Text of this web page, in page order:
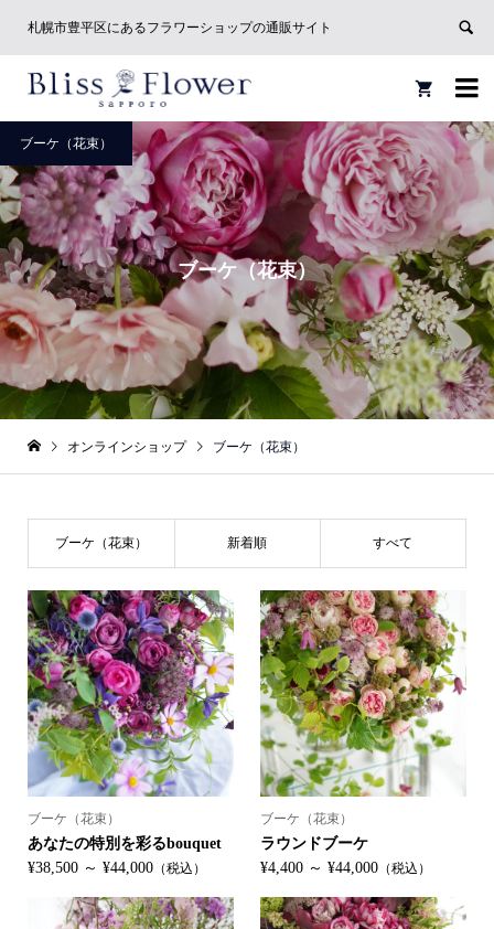
札幌市豊平区にあるフラワーショップの通販サイト


ブーケ（花束）
ブーケ（花束）
オンラインショップ ブーケ（花束）
ブーケ（花束） 新着順 すべて
ブーケ（花束）
あなたの特別を彩るbouquet
¥38,500 ～ ¥44,000（税込）
ブーケ（花束）
ラウンドブーケ
¥4,400 ～ ¥44,000 （税込）